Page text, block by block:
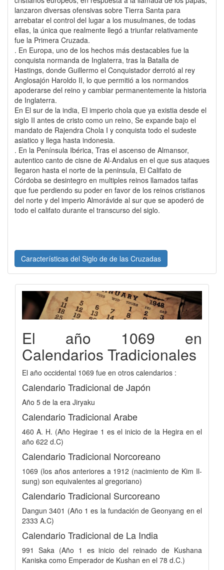
lanzaron diversas ofensivas sobre Tierra Santa para
arrebatar el control del lugar a los musulmanes, de todas
ellas, la única que realmente llegó a triunfar relativamente
fue la Primera Cruzada.
. En Europa, uno de los hechos más destacables fue la
conquista normanda de Inglaterra, tras la Batalla de
Hastings, donde Guillermo el Conquistador derrotó al rey
Anglosajón Haroldo II, lo que permitió a los normandos
apoderarse del reino y cambiar permanentemente la historia
de Inglaterra.
En El sur de la india, El imperio chola que ya existia desde el
siglo II antes de cristo como un reino, Se expande bajo el
mandato de Rajendra Chola I y conquista todo el sudeste
asiatico y llega hasta indonesia.
. En la Península Ibérica, Tras el ascenso de Almansor,
autentico canto de cisne de Al-Andalus en el que sus ataques
llegaron hasta el norte de la peninsula, El Califato de
Córdoba se desintegro en multiples reinos llamados taifas
que fue perdiendo su poder en favor de los reinos cristianos
del norte y del imperio Almorávide al sur que se apoderó de
todo el califato durante el transcurso del siglo.
Características del Siglo de de las Cruzadas
El año 1069 en
Calendarios Tradicionales
El año occidental 1069 fue en otros calendarios :
Calendario Tradicional de Japón
Año 5 de la era Jiryaku
Calendario Tradicional Arabe
460 A. H. (Año Hegirae 1 es el inicio de la Hegira en el
año 622 d.C)
Calendario Tradicional Norcoreano
1069 (los años anteriores a 1912 (nacimiento de Kim Il-
sung) son equivalentes al gregoriano)
Calendario Tradicional Surcoreano
Dangun 3401 (Año 1 es la fundación de Geonyang en el
2333 A.C)
Calendario Tradicional de La India
991 Saka (Año 1 es inicio del reinado de Kushana
Kaniska como Emperador de Kushan en el 78 d.C.)